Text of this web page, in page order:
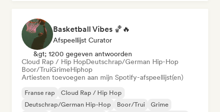
Basketball Vibes 🏀🔥
Afspeellijst Curator
&gt; 1200 gegeven antwoorden
Cloud Rap / Hip HopDeutschrap/German Hip-Hop
Boor/TruiGrimeHiphop
Artiesten toevoegen aan mijn Spotify-afspeellijst(en)
Franse rap
Cloud Rap / Hip Hop
Deutschrap/German Hip-Hop
Boor/Trui
Grime